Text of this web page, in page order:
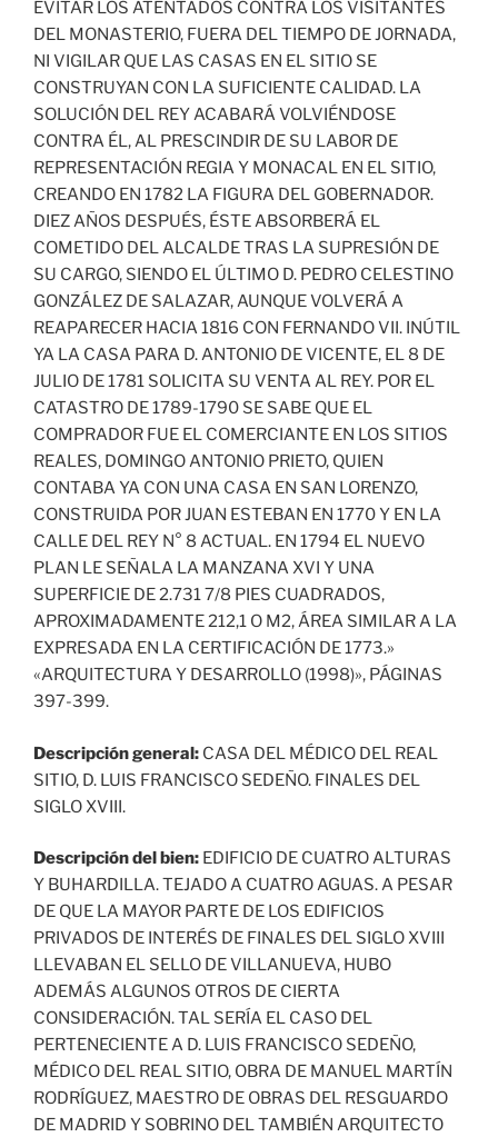
EVITAR LOS ATENTADOS CONTRA LOS VISITANTES
DEL MONASTERIO, FUERA DEL TIEMPO DE JORNADA,
NI VIGILAR QUE LAS CASAS EN EL SITIO SE
CONSTRUYAN CON LA SUFICIENTE CALIDAD. LA
SOLUCIÓN DEL REY ACABARÁ VOLVIÉNDOSE
CONTRA ÉL, AL PRESCINDIR DE SU LABOR DE
REPRESENTACIÓN REGIA Y MONACAL EN EL SITIO,
CREANDO EN 1782 LA FIGURA DEL GOBERNADOR.
DIEZ AÑOS DESPUÉS, ÉSTE ABSORBERÁ EL
COMETIDO DEL ALCALDE TRAS LA SUPRESIÓN DE
SU CARGO, SIENDO EL ÚLTIMO D. PEDRO CELESTINO
GONZÁLEZ DE SALAZAR, AUNQUE VOLVERÁ A
REAPARECER HACIA 1816 CON FERNANDO VII. INÚTIL
YA LA CASA PARA D. ANTONIO DE VICENTE, EL 8 DE
JULIO DE 1781 SOLICITA SU VENTA AL REY. POR EL
CATASTRO DE 1789-1790 SE SABE QUE EL
COMPRADOR FUE EL COMERCIANTE EN LOS SITIOS
REALES, DOMINGO ANTONIO PRIETO, QUIEN
CONTABA YA CON UNA CASA EN SAN LORENZO,
CONSTRUIDA POR JUAN ESTEBAN EN 1770 Y EN LA
CALLE DEL REY N° 8 ACTUAL. EN 1794 EL NUEVO
PLAN LE SEÑALA LA MANZANA XVI Y UNA
SUPERFICIE DE 2.731 7/8 PIES CUADRADOS,
APROXIMADAMENTE 212,1 O M2, ÁREA SIMILAR A LA
EXPRESADA EN LA CERTIFICACIÓN DE 1773.»
«ARQUITECTURA Y DESARROLLO (1998)», PÁGINAS
397-399.
Descripción general: CASA DEL MÉDICO DEL REAL
SITIO, D. LUIS FRANCISCO SEDEÑO. FINALES DEL
SIGLO XVIII.
Descripción del bien: EDIFICIO DE CUATRO ALTURAS
Y BUHARDILLA. TEJADO A CUATRO AGUAS. A PESAR
DE QUE LA MAYOR PARTE DE LOS EDIFICIOS
PRIVADOS DE INTERÉS DE FINALES DEL SIGLO XVIII
LLEVABAN EL SELLO DE VILLANUEVA, HUBO
ADEMÁS ALGUNOS OTROS DE CIERTA
CONSIDERACIÓN. TAL SERÍA EL CASO DEL
PERTENECIENTE A D. LUIS FRANCISCO SEDEÑO,
MÉDICO DEL REAL SITIO, OBRA DE MANUEL MARTÍN
RODRÍGUEZ, MAESTRO DE OBRAS DEL RESGUARDO
DE MADRID Y SOBRINO DEL TAMBIÉN ARQUITECTO